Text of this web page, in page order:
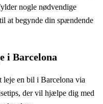
nogle nødvendige
at begynde din spændende
i Barcelona
leje en bil i Barcelona via
der vil hjælpe dig med